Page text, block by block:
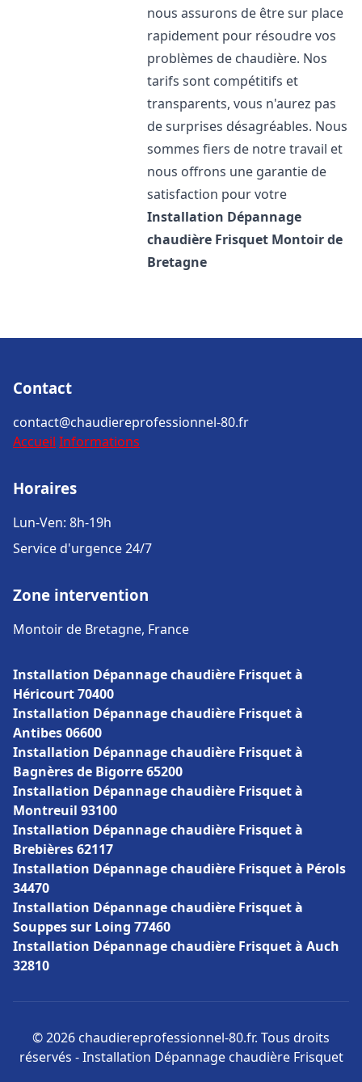
nous assurons de être sur place
rapidement pour résoudre vos
problèmes de chaudière. Nos
tarifs sont compétitifs et
transparents, vous n'aurez pas
de surprises désagréables. Nous
sommes fiers de notre travail et
nous offrons une garantie de
satisfaction pour votre
Installation Dépannage
chaudière Frisquet Montoir de
Bretagne
Contact
contact@chaudiereprofessionnel-80.fr
Accueil Informations
Horaires
Lun-Ven: 8h-19h
Service d'urgence 24/7
Zone intervention
Montoir de Bretagne, France
Installation Dépannage chaudière Frisquet à
Héricourt 70400
Installation Dépannage chaudière Frisquet à
Antibes 06600
Installation Dépannage chaudière Frisquet à
Bagnères de Bigorre 65200
Installation Dépannage chaudière Frisquet à
Montreuil 93100
Installation Dépannage chaudière Frisquet à
Brebières 62117
Installation Dépannage chaudière Frisquet à Pérols
34470
Installation Dépannage chaudière Frisquet à
Souppes sur Loing 77460
Installation Dépannage chaudière Frisquet à Auch
32810
© 2026 chaudiereprofessionnel-80.fr. Tous droits
réservés - Installation Dépannage chaudière Frisquet